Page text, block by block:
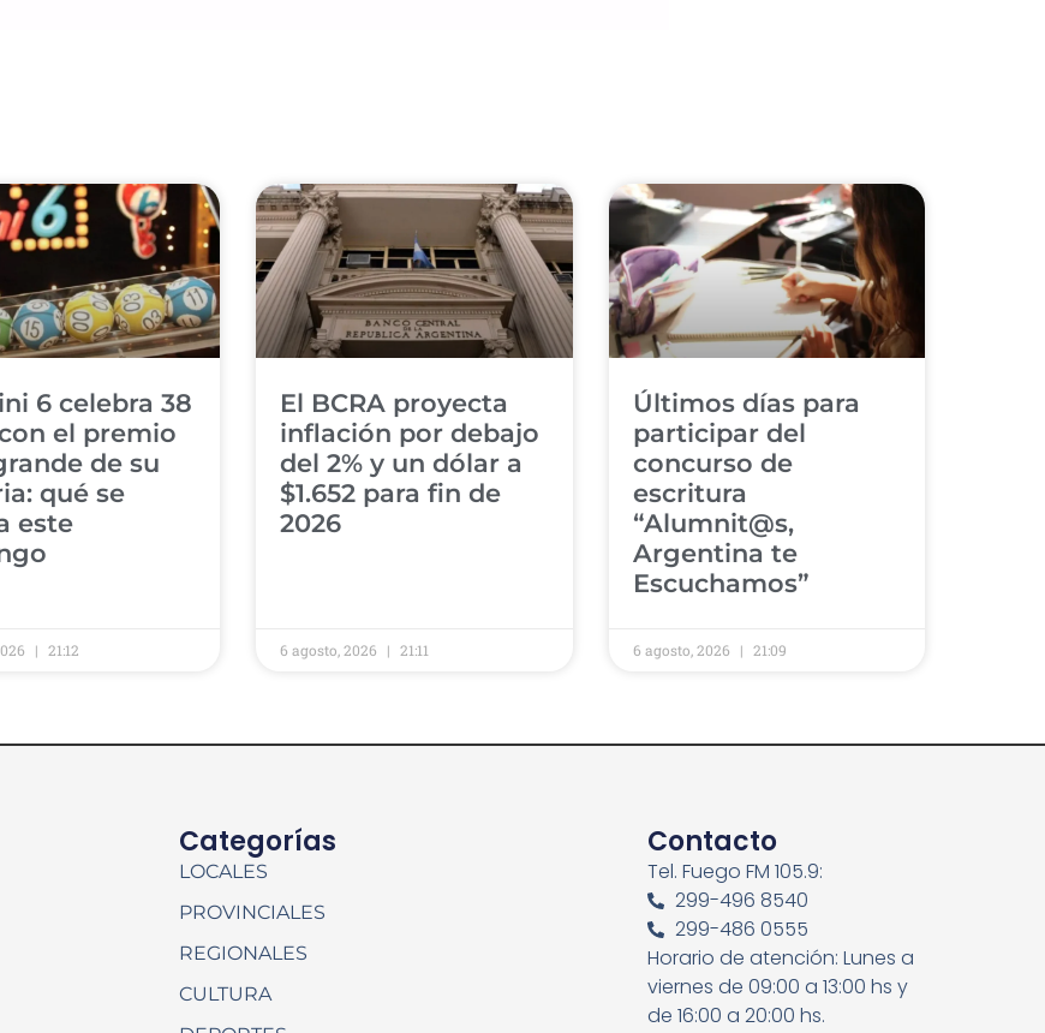
6 celebra 38
el premio
de su
qué se
este
21:12
El BCRA proyecta
inflación por debajo
del 2% y un dólar a
$1.652 para fin de
2026
6 agosto, 2026 21:11
Últimos días para
participar del
concurso de
escritura
“Alumnit@s,
Argentina te
Escuchamos”
6 agosto, 2026 21:09
Categorías
LOCALES
PROVINCIALES
REGIONALES
CULTURA
Contacto
Tel. Fuego FM 105.9:
299-496 8540
299-486 0555
Horario de atención: Lunes a
viernes de 09:00 a 13:00 hs y
de 16:00 a 20:00 hs.